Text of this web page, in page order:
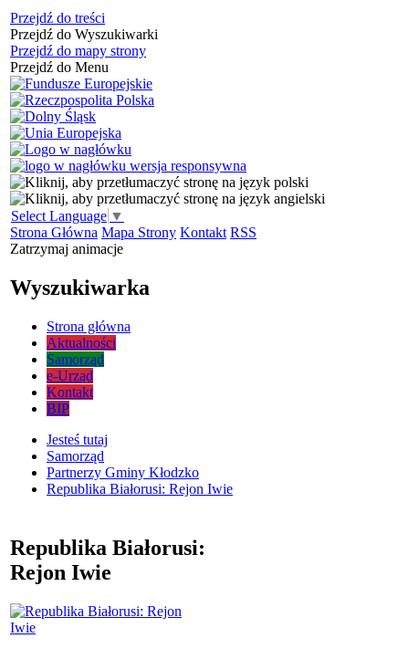
Przejdź do treści
Przejdź do Wyszukiwarki
Przejdź do mapy strony
Przejdź do Menu
Select Language ▼
Strona Główna Mapa Strony Kontakt RSS
Zatrzymaj animacje
Wyszukiwarka
Strona główna
Aktualności
Samorząd
e-Urząd
Kontakt
BIP
Jesteś tutaj
Samorząd
Partnerzy Gminy Kłodzko
Republika Białorusi: Rejon Iwie
Republika Białorusi:
Rejon Iwie